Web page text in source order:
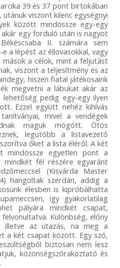
39 és 37 pont birtokában
viszont kilenc egységnyi
között mindössze egy-egy
egy forduló után is nagyot
II. számára sem
a lépést az éllovasokkal, vagy
mások a célok, mint a feljutást
viszont a teljesítmény és az
hiszen fiatal játékosaink
megvetni a lábukat akár az
pedig egy-egy ilyen
Ezzel együtt nehéz kihívás
mivel a vendégek
maguk mögött. Ötös
legutóbb a listavezető
őket a lista éléről. A két
mindössze egyetlen pont a
mindkét fél részére egyaránt
(Kisvárda Master
hangoltak szerdán, addig a
élesben is kipróbálhatta
így gyakorlatilag
pályára mindkét csapat,
Különbség, előny
illetve az utazás, na meg a
a két csapat között. Egy szó,
biztosan nem lesz
közönségszórakoztató és